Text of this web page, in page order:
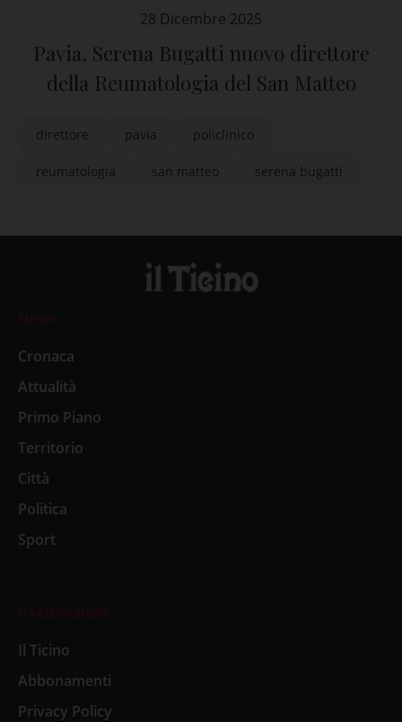
28 Dicembre 2025
Pavia, Serena Bugatti nuovo direttore
della Reumatologia del San Matteo
direttore pavia policlinico
reumatologia san matteo serena bugatti
News
Cronaca
Attualità
Primo Piano
Territorio
Città
Politica
Sport
Il settimanale
Il Ticino
Abbonamenti
Privacy Policy